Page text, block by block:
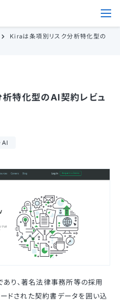
Kiraは条項別リスク分析特化型の
特化型のAI契約レビュ
AI
り、著名法律事務所等の採用
ドされた契約書データを囲い込